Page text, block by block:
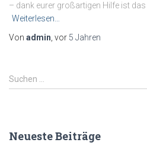
– dank eurer großartigen Hilfe ist
Weiterlesen…
Von admin , vor 5 Jahren
S
u
n
Suchen …
Neueste Beiträge